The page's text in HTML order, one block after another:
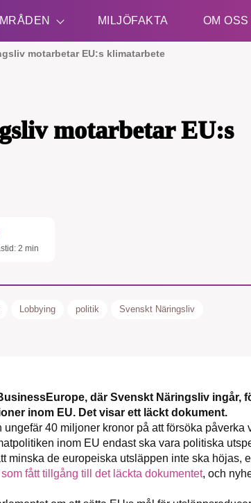
MILJÖFAKTA OM OSS
motarbetar EU:s klimatarbete
motarbetar EU:s
2 min
Lobbying politik Svenskt Näringsliv
där Svenskt Näringsliv ingår,
inom EU. Det visar ett läckt dokument.
40 miljoner kronor på att försöka påverka
inom EU endast ska vara politiska
minska de europeiska utsläppen inte ska höjas,
fått tillgång till det läckta dokumentet, och
Stötta vårt arbete